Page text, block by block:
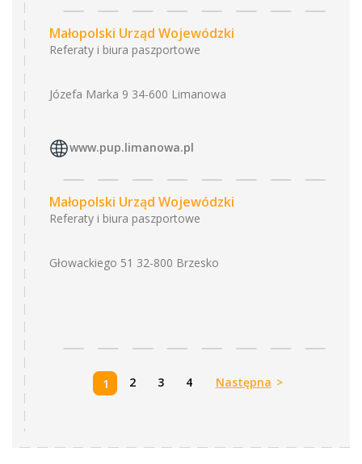
Małopolski Urząd Wojewódzki
Referaty i biura paszportowe
Józefa Marka 9 34-600 Limanowa
www.pup.limanowa.pl
Małopolski Urząd Wojewódzki
Referaty i biura paszportowe
Głowackiego 51 32-800 Brzesko
1 2 3 4 Następna >